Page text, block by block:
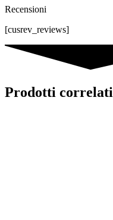
Recensioni
[cusrev_reviews]
Prodotti correlati